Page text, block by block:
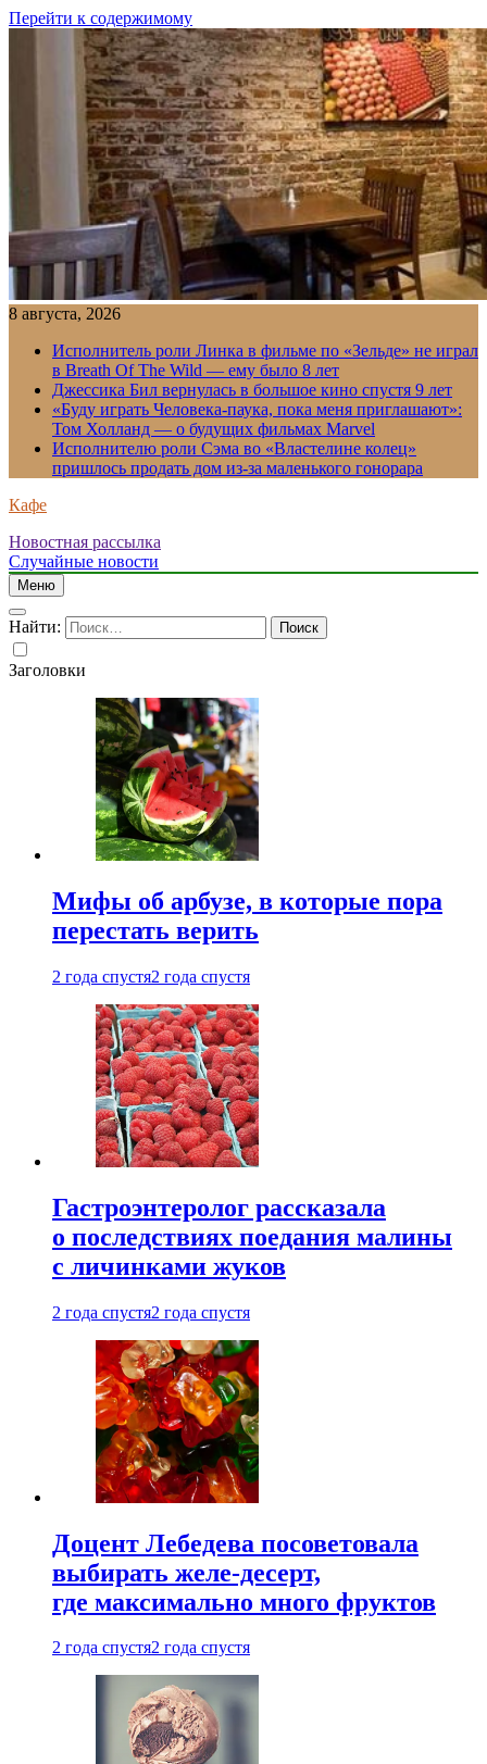
Перейти к содержимому
8 августа, 2026
Исполнитель роли Линка в фильме по «Зельде» не играл
в Breath Of The Wild — ему было 8 лет
Джессика Бил вернулась в большое кино спустя 9 лет
«Буду играть Человека-паука, пока меня приглашают»:
Том Холланд — о будущих фильмах Marvel
Исполнителю роли Сэма во «Властелине колец»
пришлось продать дом из-за маленького гонорара
Кафе
Новостная рассылка
Случайные новости
Меню
Найти:
Заголовки
Мифы об арбузе, в которые пора
перестать верить
2 года спустя2 года спустя
Гастроэнтеролог рассказала
о последствиях поедания малины
с личинками жуков
2 года спустя2 года спустя
Доцент Лебедева посоветовала
выбирать желе-десерт,
где максимально много фруктов
2 года спустя2 года спустя